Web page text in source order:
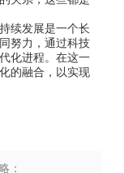
续发展是一个长
努力，通过科技
化进程。在这一
的融合，以实现
：